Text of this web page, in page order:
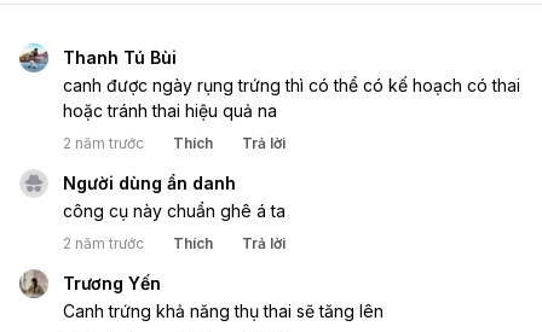
Thanh Tú Bùi
canh được ngày rụng trứng thì có thể có kế hoạch có thai
hoặc tránh thai hiệu quả na
2 năm trước Thích Trả lời
Người dùng ẩn danh
công cụ này chuẩn ghê á ta
2 năm trước Thích Trả lời
Trương Yến
Canh trứng khả năng thụ thai sẽ tăng lên